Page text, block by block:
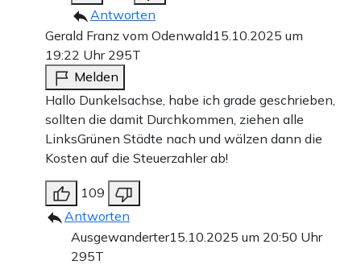
Antworten
Gerald Franz vom Odenwald15.10.2025 um
19:22 Uhr 295T
Melden
Hallo Dunkelsachse, habe ich grade geschrieben,
sollten die damit Durchkommen, ziehen alle
LinksGrünen Städte nach und wälzen dann die
Kosten auf die Steuerzahler ab!
109
Antworten
Ausgewanderter15.10.2025 um 20:50 Uhr
295T